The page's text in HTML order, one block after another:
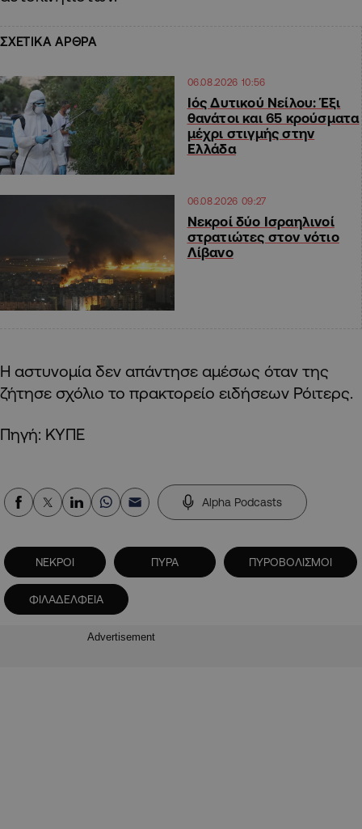
ΣΧΕΤΙΚΑ ΑΡΘΡΑ
06.08.2026 10:56
Ιός Δυτικού Νείλου: Έξι
θανάτοι και 65 κρούσματα
μέχρι στιγμής στην
Ελλάδα
06.08.2026 09:27
Νεκροί δύο Ισραηλινοί
στρατιώτες στον νότιο
Λίβανο
Η αστυνομία δεν απάντησε αμέσως όταν της
ζήτησε σχόλιο το πρακτορείο ειδήσεων Ρόιτερς.
Πηγή: ΚΥΠΕ
Alpha Podcasts
ΝΕΚΡΟΙ ΠΥΡΑ ΠΥΡΟΒΟΛΙΣΜΟΙ
ΦΙΛΑΔΕΛΦΕΙΑ
Advertisement